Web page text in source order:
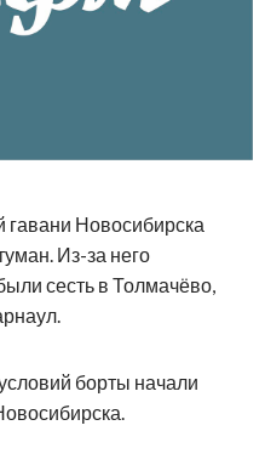
гавани Новосибирска
Из-за него
сесть в Толмачёво,
борты начали